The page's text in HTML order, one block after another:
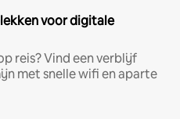
voor digitale
reis? Vind een verblijf
met snelle wifi en aparte